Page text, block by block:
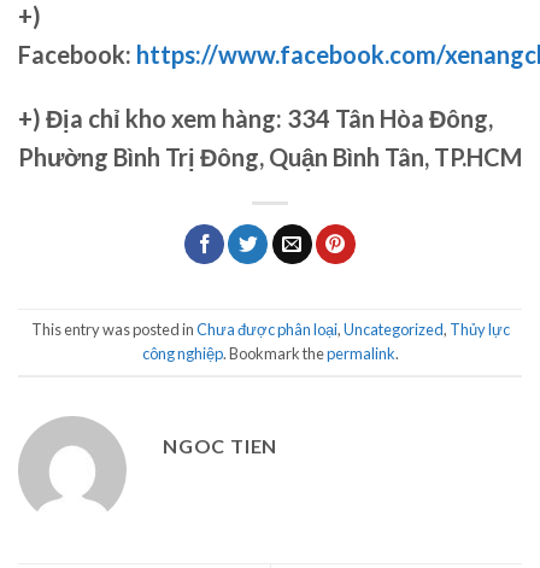
+)
Facebook: https://www.facebook.com/
+) Địa chỉ kho xem hàng: 334 Tân Hòa Đông,
Phường Bình Trị Đông, Quận Bình Tân, TP.HCM
This entry was posted inChưa được phân loại,Uncategorized, Thủy lực
công nghiệp. Bookmark thepermalink.
NGOC TIEN